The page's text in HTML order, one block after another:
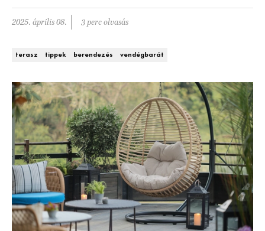
Hálószoba
Lakások
HÍRLEVÉL
2025. április 08. 3 perc olvasás
terasz tippek berendezés vendégbarát